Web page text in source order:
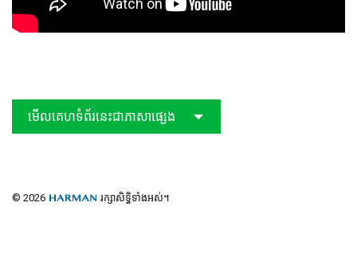
មើលគេហទំព័រនេះជាភាសាផ្សេង
© 2026 រក្សាសិទ្ធិទាំងអស់។